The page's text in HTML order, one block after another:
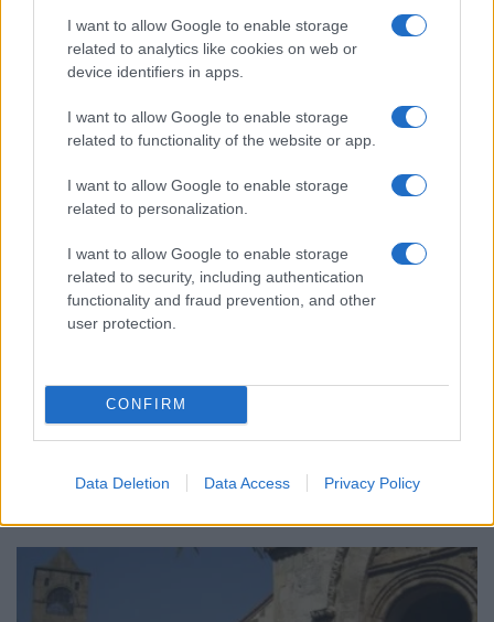
I want to allow Google to enable storage
related to analytics like cookies on web or
device identifiers in apps.
I want to allow Google to enable storage
related to functionality of the website or app.
I want to allow Google to enable storage
related to personalization.
I want to allow Google to enable storage
related to security, including authentication
functionality and fraud prevention, and other
user protection.
CONFIRM
Data Deletion Data Access Privacy Policy
Ποντιακοί χοροί στο αεροδρόμιο της Ρόδου: Η
παράδοσή μας «πέταξε» σε όλο τον κόσμο
6/08/2026 - 2:32μμ
Πόντιοι πρόσφυγες στην Πρασινάδα Δράμας – Η
ιστορική μονή Μεταμορφώσεως του Σωτήρος